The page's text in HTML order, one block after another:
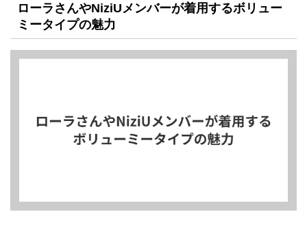
ローラさんやNiziUメンバーが着用するボリュー
ミータイプの魅力